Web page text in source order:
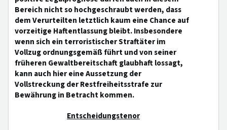
Bereich nicht so hochgeschraubt werden, dass
dem Verurteilten letztlich kaum eine Chance auf
vorzeitige Haftentlassung bleibt. Insbesondere
wenn sich ein terroristischer Straftäter im
Vollzug ordnungsgemäß führt und von seiner
früheren Gewaltbereitschaft glaubhaft lossagt,
kann auch hier eine Aussetzung der
Vollstreckung der Restfreiheitsstrafe zur
Bewährung in Betracht kommen.
Entscheidungstenor